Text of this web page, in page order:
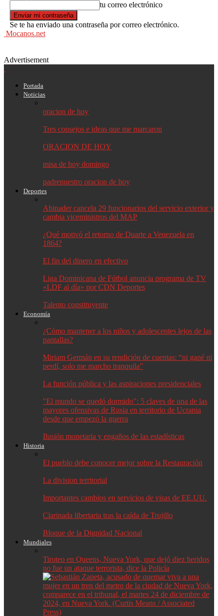
tu correo electrónico
Se te ha enviado una contraseña por correo electrónico.
Mocanos.net
Advertisement
Portada
Noticias
oracion de hoy
Tres consejos e ideas que me marcaron
ORACION DE HOY
misa de hoy domingo
padrenuestro oracion de hoy
Deportes
Abinader cancela 29 funcionarios del servicio exterior y
cambia viceministros del MAP
¿Qué motivó el retorno de Duarte a Venezuela en
1864?
El fin del dinero en efectivo
Liga Dominicana de Fútbol anuncia programa de TV
«LDF al día» por CDN Deportes
Talento constituyente
Economía
¿Cómo mantener a los niños y adolescentes lejos de las
pantallas?
Miriam Germán en su rendición de cuentas: “ni gané ni
perdí, solo me marcho tranquila”
La función pública y las aspiraciones presidenciales
"El mundo se quedó dormido": 5 claves de una de las
mayores ofensivas de Rusia en territorio de Ucrania
desde que empezó la guerra
Ilusión monetaria y engaños de las estadísticas
Historia
El pueblo debe conocer mejor sobre la Restauración
La division territorial
Importantes cambios en servicios de visas de EE.UU.
Clarinada libertaria tras la caída de Trujillo
Bloque de la Dignidad Nacional
Mundiales
Tiroteo en Queens, Nueva York, que dejó diez heridos
no fue un ataque terrorista, dice la Policía